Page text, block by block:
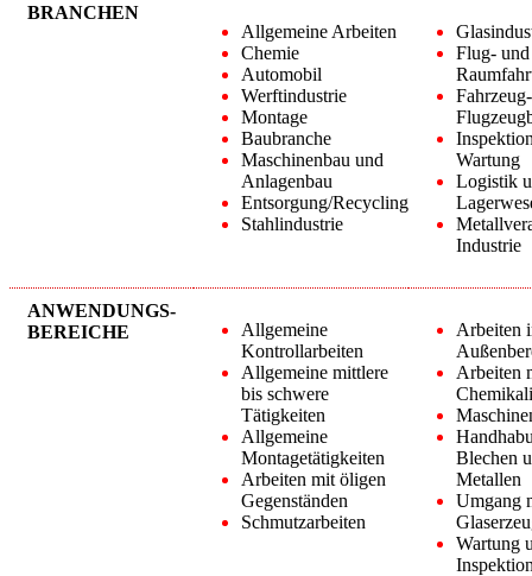
BRANCHEN
Allgemeine Arbeiten
Chemie
Automobil
Werftindustrie
Montage
Baubranche
Maschinenbau und
Anlagenbau
Entsorgung/Recycling
Stahlindustrie
Flug- und
Wartung
Logistik
Industrie
ANWENDUNGS-
BEREICHE
Allgemeine
Kontrollarbeiten
Allgemeine mittlere
bis schwere
Tätigkeiten
Allgemeine
Montagetätigkeiten
Arbeiten mit öligen
Gegenständen
Schmutzarbeiten
Arbeiten
Arbeiten
Blechen
Metallen
Umgang
Wartung